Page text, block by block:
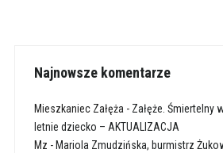
Najnowsze komentarze
Mieszkaniec Załęża- Załęże. Śmiertelny
letnie dziecko – AKTUALIZACJA
Mz - Mariola Zmudzińska, burmistrz